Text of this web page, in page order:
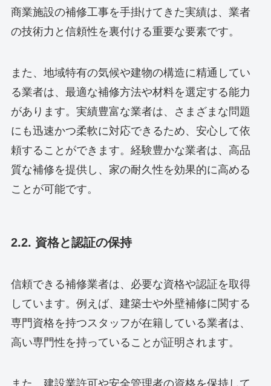
商業施設の補修工事を手掛けてきた実績は、業者
の技術力と信頼性を裏付ける重要な要素です。
また、地域特有の気候や建物の構造に精通してい
る業者は、最適な補修方法や材料を選定する能力
があります。実績豊富な業者は、さまざまな問題
にも迅速かつ柔軟に対応できるため、安心して依
頼することができます。経験豊かな業者は、高品
質な補修を提供し、家の耐久性を効果的に高める
ことが可能です。
2.2. 資格と認証の保持
信頼できる補修業者は、必要な資格や認証を取得
しています。例えば、建築士や外壁補修に関する
専門資格を持つスタッフが在籍している業者は、
高い専門性を持っていることが証明されます。